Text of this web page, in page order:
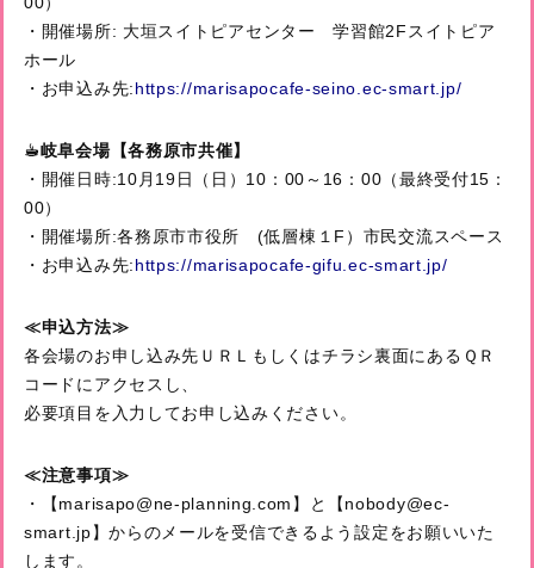
・開催場所: 大垣スイトピアセンター
学習館2Fスイトピア
ホール
・お申込み先:https://marisapocafe-seino.ec-smart.jp/
☕岐阜会場【︎各務原市共催】
・開催日時:10月19日（日）10：00～16：00（最終受付15：
00）
・開催場所:各務原市市役所 (低層棟１F）市民交流スペース
・お申込み先:https://marisapocafe-gifu.ec-smart.jp/
≪申込方法≫
各会場のお申し込み先ＵＲＬもしくはチラシ裏面にあるＱＲ
コードにアクセスし、
必要項目を入力してお申し込みください。
≪注意事項≫
・【marisapo@ne-planning.com】と【nobody@ec-
smart.jp】からのメールを受信できるよう設定をお願いいた
します。